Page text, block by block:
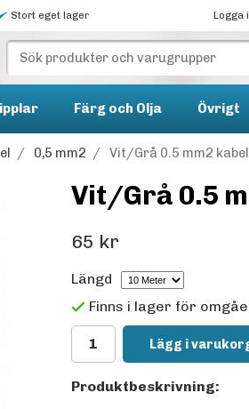
Stort eget lager Logga
Färg och Olja Övrigt
/ 0,5 mm2 / Vit/Grå 0.5 mm2 kabel
Vit/Grå 0.5
65 kr
Längd
Finns i lager för
Lägg i
Produktbeskrivning: